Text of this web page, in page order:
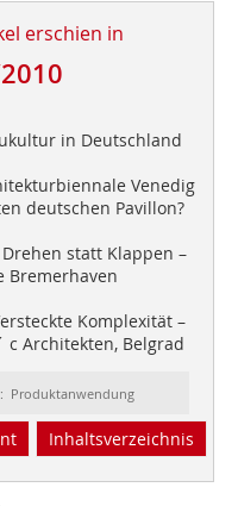
erschien in
in Deutschland
Venedig
deutschen Pavillon?
Drehen statt Klappen –
Bremerhaven
Komplexität –
c Architekten, Belgrad
Produktanwendung
Inhaltsverzeichnis